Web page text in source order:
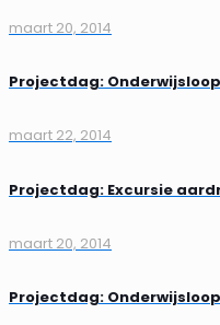
maart 20, 2014
Projectdag:
maart 22, 2014
Projectdag: Excursie
maart 20, 2014
Projectdag: